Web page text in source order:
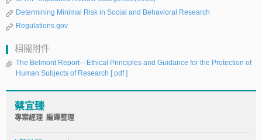
Determining Minimal Risk in Social and Behavioral Research
Regulations.gov
相關附件
The Belmont Report—Ethical Principles and Guidance for the Protection of
Human Subjects of Research [ pdf ]
蔡宜臻
專案經理 編譯整理